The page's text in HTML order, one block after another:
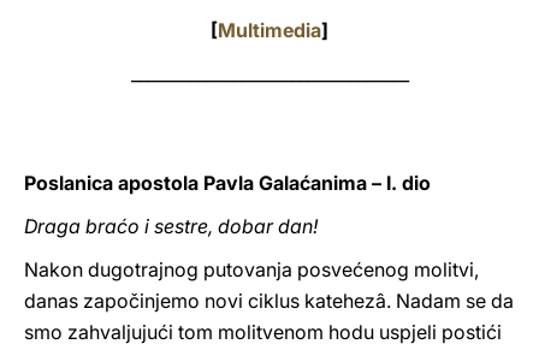
[Multimedia]
Poslanica apostola Pavla Galaćanima – I. dio
Draga braćo i sestre, dobar dan!
Nakon dugotrajnog putovanja posvećenog molitvi,
danas započinjemo novi ciklus katehezâ. Nadam se da
smo zahvaljujući tom molitvenom hodu uspjeli postići